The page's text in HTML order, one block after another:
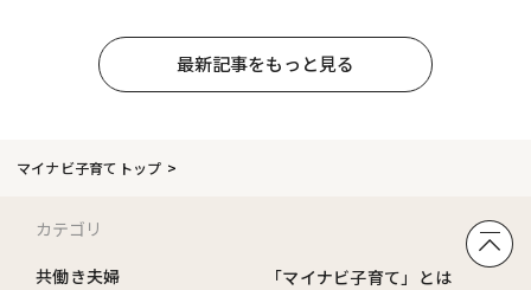
最新記事をもっと見る
マイナビ子育てトップ
カテゴリ
共働き夫婦
「マイナビ子育て」とは